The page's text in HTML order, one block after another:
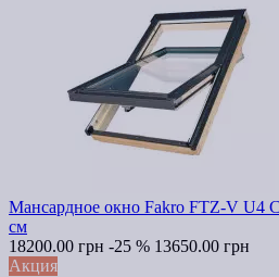
Мансардное окно Fakro FTZ-V U4
см
18200.00 грн -25 % 13650.00 грн
Акция